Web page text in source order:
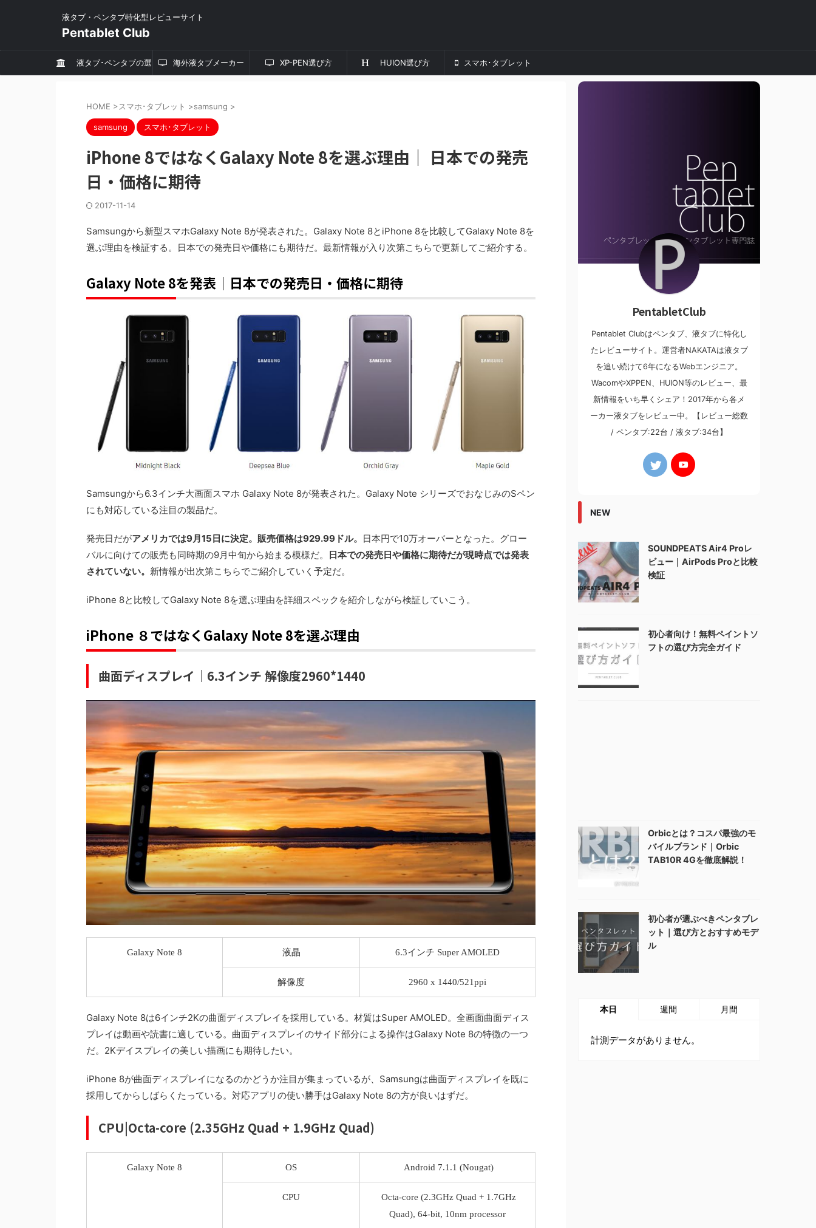
液タブ・ペンタブ特化型レビューサイト
Pentablet Club
液タブ･ペンタブの選 海外液タブメーカー XP-PEN選び方 HUION選び方 スマホ･タブレット
HOME >スマホ･タブレット >samsung >
samsung スマホ･タブレット
iPhone 8ではなくGalaxy Note 8を選ぶ理由｜ 日本での発売
日・価格に期待
2017-11-14
Samsungから新型スマホGalaxy Note 8が発表された。Galaxy Note 8とiPhone 8を比較してGalaxy Note 8を
選ぶ理由を検証する。日本での発売日や価格にも期待だ。最新情報が入り次第こちらで更新してご紹介する。
Galaxy Note 8を発表｜日本での発売日・価格に期待
Samsungから6.3インチ大画面スマホ Galaxy Note 8が発表された。Galaxy Note シリーズでおなじみのSペン
にも対応している注目の製品だ。
発売日だがアメリカでは9月15日に決定。販売価格は929.99ドル。 日本円で10万オーバーとなった。グロー
バルに向けての販売も同時期の9月中旬から始まる模様だ。
日本での発売日や価格に期待だが現時点では発表
されていない。 新情報が出次第こちらでご紹介していく予定だ。
iPhone 8と比較してGalaxy Note 8を選ぶ理由を詳細スペックを紹介しながら検証していこう。
iPhone ８ではなくGalaxy Note 8を選ぶ理由
曲面ディスプレイ｜6.3インチ 解像度2960*1440
Galaxy Note 8 液晶 6.3インチ Super AMOLED
解像度 2960 x 1440/521ppi
Galaxy Note 8は6インチ2Kの曲面ディスプレイを採用している。材質はSuper AMOLED。全画面曲面ディス
プレイは動画や読書に適している。曲面ディスプレイのサイド部分による操作はGalaxy Note 8の特徴の一つ
だ。2Kデイスプレイの美しい描画にも期待したい。
iPhone 8が曲面ディスプレイになるのかどうか注目が集まっているが、Samsungは曲面ディスプレイを既に
採用してからしばらくたっている。対応アプリの使い勝手はGalaxy Note 8の方が良いはずだ。
CPU|Octa-core (2.35GHz Quad + 1.9GHz Quad)
Galaxy Note 8 OS Android 7.1.1 (Nougat)
CPU
Octa-core (2.3GHz Quad + 1.7GHz
Quad), 64-bit, 10nm processor
PentabletClub
Pentablet Clubはペンタブ、液タブに特化し
たレビューサイト。運営者NAKATAは液タブ
を追い続けて6年になるWebエンジニア。
WacomやXPPEN、HUION等のレビュー、最
新情報をいち早くシェア！2017年から各メ
ーカー液タブをレビュー中。【レビュー総数
/ ペンタブ:22台 / 液タブ:34台】
NEW
SOUNDPEATS Air4 Proレ
ビュー｜AirPods Proと比較
検証
初心者向け！無料ペイントソ
フトの選び方完全ガイド
Orbicとは？コスパ最強のモ
バイルブランド｜Orbic
TAB10R 4Gを徹底解説！
初心者が選ぶべきペンタブレ
ット｜選び方とおすすめモデ
ル
本日 週間 月間
計測データがありません。